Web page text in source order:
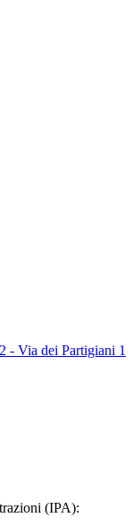
- Via dei Partigiani 1
(IPA):